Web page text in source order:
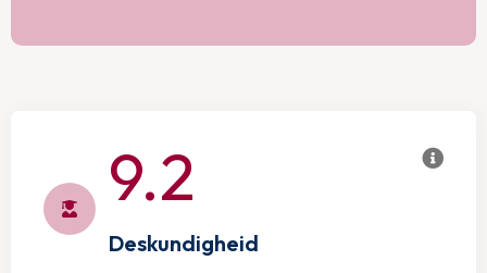
9.2
Deskundigheid